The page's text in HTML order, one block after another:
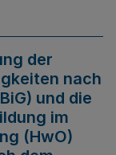
der
nach
und die
im
(HwO)